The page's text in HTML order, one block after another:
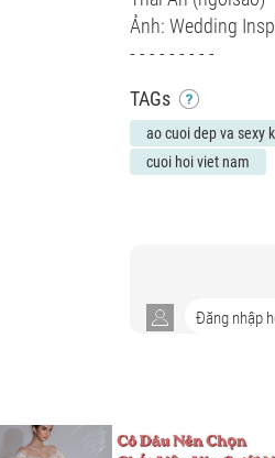
Ảnh: Wedding
- - - - - - - - -
TAGs
ao cuoi dep va sexy
cuoi hoi viet nam